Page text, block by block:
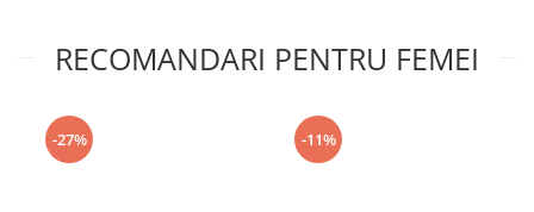
RECOMANDARI PENTRU FEMEI
-27% -11%